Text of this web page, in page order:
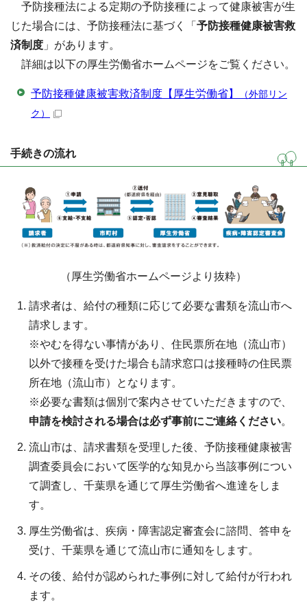
予防接種法による定期の予防接種によって健康被害が生
じた場合には、予防接種法に基づく「 予防接種健康被害救
済制度 」があります。
詳細は以下の厚生労働省ホームページをご覧ください。
予防接種健康被害救済制度【厚生労働省】
（外部リン
ク）
手続きの流れ
（厚生労働省ホームページより抜粋）
請求者は、給付の種類に応じて必要な書類を流山市へ
請求します。
※やむを得ない事情があり、住民票所在地（流山市）
以外で接種を受けた場合も請求窓口は接種時の住民票
所在地（流山市）となります。
※必要な書類は個別で案内させていただきますので、
申請を検討される場合は必ず事前にご連絡ください。
流山市は、請求書類を受理した後、予防接種健康被害
調査委員会において医学的な知見から当該事例につい
て調査し、千葉県を通じて厚生労働省へ進達をしま
す。
厚生労働省は、疾病・障害認定審査会に諮問、答申を
受け、千葉県を通じて流山市に通知をします。
その後、給付が認められた事例に対して給付が行われ
ます。